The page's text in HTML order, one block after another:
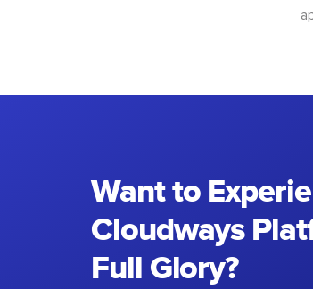
Want to
Cloudways
Full Glory?